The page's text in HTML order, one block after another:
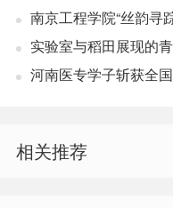
规推广平台实测推荐
南京工程学院“丝韵寻
非遗传承之路
实验室与稻田展现的
河南医专学子斩获全
相关推荐